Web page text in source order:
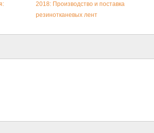
2018: Производство и поставка
резинотканевых лент